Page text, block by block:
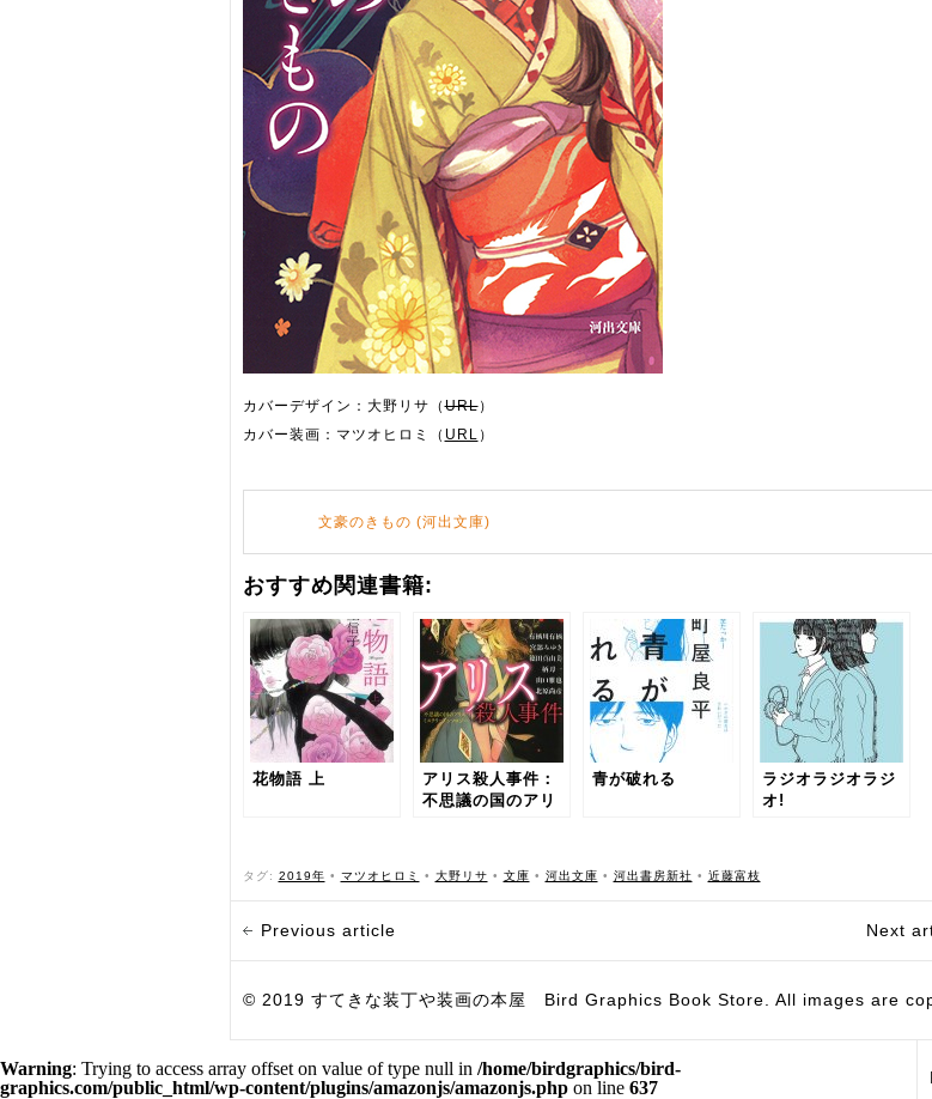
カバーデザイン：大野リサ（URL）
カバー装画：マツオヒロミ（ URL ）
文豪のきもの (河出文庫)
おすすめ関連書籍:
花物語 上
アリス殺人事件：
不思議の国のアリ
青が破れる
ラジオラジオラジ
オ!
タグ: 2019年 • マツオヒロミ • 大野リサ • 文庫 • 河出文庫 • 河出書房新社 • 近藤富枝
Previous article Next
© 2019 すてきな装丁や装画の本屋 Bird Graphics Book Store. All images are
Warning: Trying to access array offset on value of type null in /home/birdgraphics/bird-
graphics.com/public_html/wp-content/plugins/amazonjs/amazonjs.php on line 637